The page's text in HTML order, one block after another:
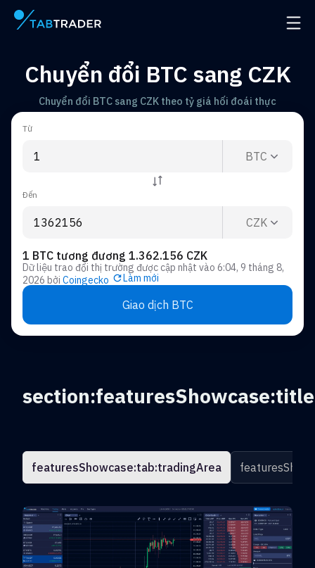
Trang chính Mở
Chuyển đổi BTC sang CZK
Chuyển đổi BTC sang CZK theo tỷ giá hối đoái thực
Từ
BTC
Đến
CZK
1 BTC tương đương 1.362.156 CZK
Dữ liệu trao đổi thị trường được cập nhật vào 6:04, 9 tháng 8,
2026 bởi Coingecko Làm mới
Giao dịch BTC
section:featuresShowcase:title
featuresShowcase:tab:tradingArea